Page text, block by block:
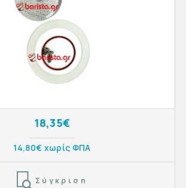
18,35€
14,80€ χωρίς ΦΠΑ
Σύγκριση